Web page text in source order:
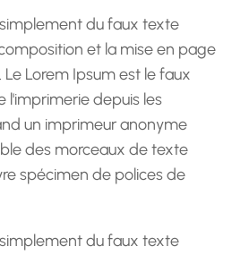
du faux texte
et la mise en page
Lorem Ipsum est le faux
l'imprimerie depuis les
un imprimeur anonyme
des morceaux de texte
spécimen de polices de
du faux texte